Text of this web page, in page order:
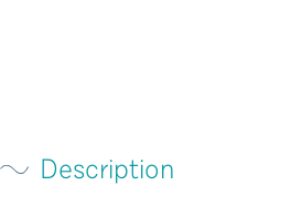
Description